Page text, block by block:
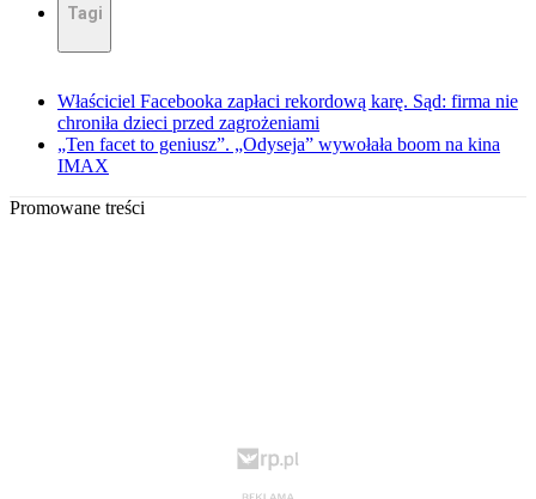
Tagi
Właściciel Facebooka zapłaci rekordową karę. Sąd: firma nie
chroniła dzieci przed zagrożeniami
„Ten facet to geniusz”. „Odyseja” wywołała boom na kina
IMAX
Promowane treści